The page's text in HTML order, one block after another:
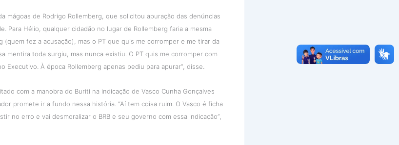
mágoas de Rodrigo Rollemberg, que solicitou apuração das denúncias
Para Hélio, qualquer cidadão no lugar de Rollemberg faria a mesma
(quem fez a acusação), mas o PT que quis me corromper e me tirar da
mentira toda surgiu, mas nunca existiu. O PT quis me corromper com
Executivo. À época Rollemberg apenas pediu para apurar”, disse.
com a manobra do Buriti na indicação de Vasco Cunha Gonçalves
promete ir a fundo nessa história. “Aí tem coisa ruim. O Vasco é ficha
no erro e vai desmoralizar o BRB e seu governo com essa indicação”,